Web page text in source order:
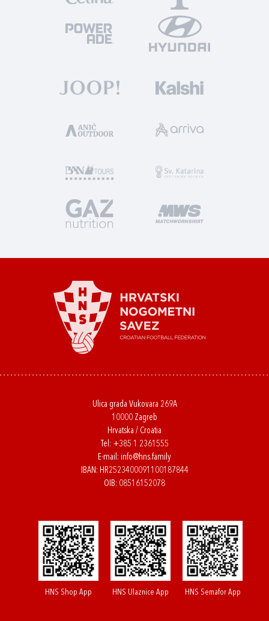
Ulica grada Vukovara 269A
10000 Zagreb
Hrvatska / Croatia
Tel: +385 1 2361555
E-mail: info@hns.family
IBAN: HR2523400091100187844
OIB: 08516152078
HNS Shop App HNS Ulaznice App HNS Semafor App